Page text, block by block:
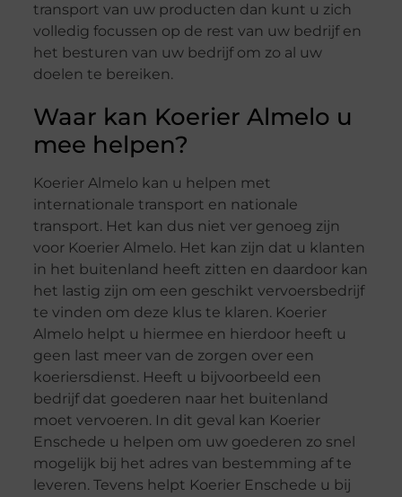
transport van uw producten dan kunt u zich
volledig focussen op de rest van uw bedrijf en
het besturen van uw bedrijf om zo al uw
doelen te bereiken.
Waar kan Koerier Almelo u
mee helpen?
Koerier Almelo kan u helpen met
internationale transport en nationale
transport. Het kan dus niet ver genoeg zijn
voor Koerier Almelo. Het kan zijn dat u klanten
in het buitenland heeft zitten en daardoor kan
het lastig zijn om een geschikt vervoersbedrijf
te vinden om deze klus te klaren. Koerier
Almelo helpt u hiermee en hierdoor heeft u
geen last meer van de zorgen over een
koeriersdienst. Heeft u bijvoorbeeld een
bedrijf dat goederen naar het buitenland
moet vervoeren. In dit geval kan Koerier
Enschede u helpen om uw goederen zo snel
mogelijk bij het adres van bestemming af te
leveren. Tevens helpt Koerier Enschede u bij